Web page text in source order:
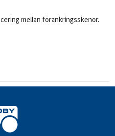
mellan förankringsskenor.